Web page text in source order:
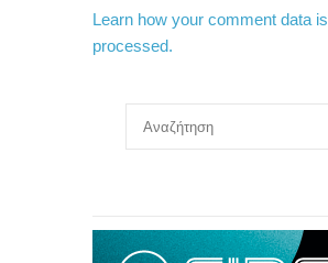
Learn how your comment data is
processed.